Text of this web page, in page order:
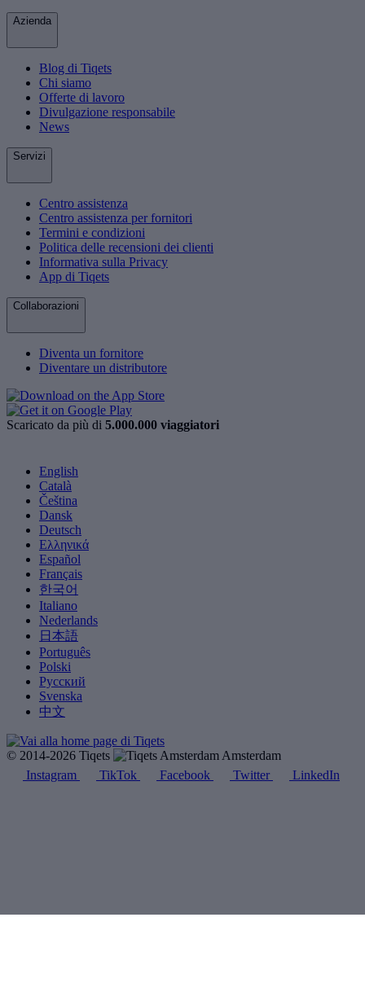
Azienda
Blog di Tiqets
Chi siamo
Offerte di lavoro
Divulgazione responsabile
News
Servizi
Centro assistenza
Centro assistenza per fornitori
Termini e condizioni
Politica delle recensioni dei clienti
Informativa sulla Privacy
App di Tiqets
Collaborazioni
Diventa un fornitore
Diventare un distributore
Scaricato da più di 5.000.000 viaggiatori
English
Català
Čeština
Dansk
Deutsch
Ελληνικά
Español
Français
한국어
Italiano
Nederlands
日本語
Português
Polski
Русский
Svenska
中文
© 2014-2026 Tiqets
Amsterdam
Instagram
TikTok Facebook Twitter LinkedIn